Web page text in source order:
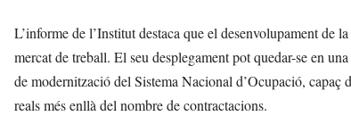
L’informe de l’Institut destaca que el desenvolupament de
mercat de treball. El seu desplegament pot quedar-se en
de modernització del Sistema Nacional d’Ocupació, capaç
reals més enllà del nombre de contractacions.